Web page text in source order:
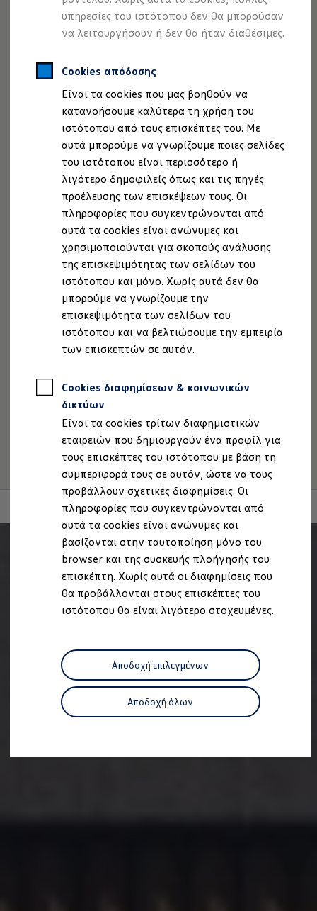
υπηρεσίες του ιστότοπου δεν θα μπορούσαν
να λειτουργήσουν ή δεν θα ήταν διαθέσιμες.
Cookies απόδοσης
Είναι τα cookies που μας βοηθούν να
κατανοήσουμε καλύτερα τη χρήση του
ιστότοπου από τους επισκέπτες του. Με
αυτά μπορούμε να γνωρίζουμε ποιες σελίδες
του ιστότοπου είναι περισσότερο ή
λιγότερο δημοφιλείς όπως και τις πηγές
προέλευσης των επισκέψεων τους. Οι
πληροφορίες που συγκεντρώνονται από
αυτά τα cookies είναι ανώνυμες και
χρησιμοποιούνται για σκοπούς ανάλυσης
της επισκεψιμότητας των σελίδων του
ιστότοπου και μόνο. Χωρίς αυτά δεν θα
μπορούμε να γνωρίζουμε την
επισκεψιμότητα των σελίδων του
ιστότοπου και να βελτιώσουμε την εμπειρία
των επισκεπτών σε αυτόν.
Cookies διαφημίσεων & κοινωνικών
δικτύων
Είναι τα cookies τρίτων διαφημιστικών
εταιρειών που δημιουργούν ένα προφίλ για
τους επισκέπτες του ιστότοπου με βάση τη
συμπεριφορά τους σε αυτόν, ώστε να τους
προβάλλουν σχετικές διαφημίσεις. Οι
πληροφορίες που συγκεντρώνονται από
αυτά τα cookies είναι ανώνυμες και
βασίζονται στην ταυτοποίηση μόνο του
browser και της συσκευής πλοήγησής του
επισκέπτη. Χωρίς αυτά οι διαφημίσεις που
θα προβάλλονται στους επισκέπτες του
ιστότοπου θα είναι λιγότερο στοχευμένες.
Αποδοχή επιλεγμένων
Αποδοχή όλων
Η λειτουργία ανάκτησης ενέργειας κατά την
Το σύστημα πέδησης στα ID.
Διαθέσιμα νέα και μεταχειρισμένα αυτοκίνητα
Διαθέσιμα νέα αυτοκίνητα
Χρηματοδότηση και Leasing
Volkswagen Easy Living
Χρηματοδότηση Auto Credit
Χρηματοδότηση Classic Credit
Καινοτόμες Τεχνολογίες
Ιδιοκτήτες και υπηρεσίες After Sales
myVolkswagen
Service και γνήσια ανταλλακτικά
Επιθεώρηση & ΚΤΕΟ
Επισκευές & έλεγχοι
Λιπαντικά κινητήρα και υγρά
Τροχοί και ελαστικά
Οδική Βοήθεια
Volkswagen Service
Ανταλλακτικά Volkswagen
Γνήσια αξεσουάρ Volkswagen
Γνήσια αξεσουάρ Volkswagen ειδικά για κάθε
Εσωτερική και εξωτερική προστασία
Λύσεις μεταφοράς και αποσκευών
Ψυχαγωγία και ηλεκτρονικές συσκευές
Εξατομίκευση
Επιτοίχιος σταθμός φόρτισης και καλώδια
Συλλογές Lifestyle
Εφαρμογές Volkswagen, σύνδεση και
Σύνδεση κινητού τηλεφώνου και οχήματος
We Charge - Υπηρεσία Φόρτισης
Πληροφορίες Πελάτη
Ανακύκλωση & Επιστροφή
Ανακλήσεις ασφαλείας και Τεχνικά μέτρα
Προειδοποιητικές και ενδεικτικές λυχνίες
Eνημερώσεις λογισμικού
Digital Manual - Ψηφιακό εγχειρίδιο
XTL diesel fuel
Υπηρεσίες Volkswagen
Υπηρεσίες Volkswagen Click@Service
Pick Up & Delivery
Φροντίδα Clean Plus
Επαγγελματικά Οχήματα Volkswagen
Συντήρηση & Επισκευή Επαγγελματικών
Σημαντικές πληροφορίες
Εγγύηση Επαγγελματικών Volkswagen
Εξουσιοδοτημένο Δίκτυο Volkswagen
Αστυπάλαια: Κίνητρα Επιδότησης
Volkswagen Bulli - 75 Χρόνια Κληρονομιάς
Bulli magazine
VW Bus History
Στο ID. σας μπορείτε να επικεντρωθείτε σε ό,τι είναι
σημαντικό. Η προαιρετική οθόνη Head-up Augmented
προβάλλει σημαντικές πληροφορίες απευθείας
στο οπτικό πεδίο στο παρμπρίζ.Χάρη στην τεχνολογία
Augmented Reality, βλέπετε την πλοήγηση στο
οδόστρωμα, ακριβώς εκεί που πρέπει να περάσετε ή να
στρίψετε. Με αυτόν τον τρόπο φτάνετε πιο ξεκούραστα
στον προορισμό σας, χωρίς να πάρετε τα μάτια σας από
τον δρόμο.
Νομική Σημείωση Προστασία Δεδομένων
Imprint
Πολιτική cookies
Άδειες Χρήσης Τρίτων
Πληροφορίες Ασφαλείας Προϊόντων
Volkswagen AG (Στοιχεία έκδοσης και νομικά κείμενα)
Δήλωση Προσβασιμότητας
Πληροφορίες για την Προσβασιμότητα
Σημείωση από Volkswagen
Η εικόνα μπορεί να διαφέρει ανάλογα με την έκδοση
λογισμικού από την κατάσταση παράδοσης.